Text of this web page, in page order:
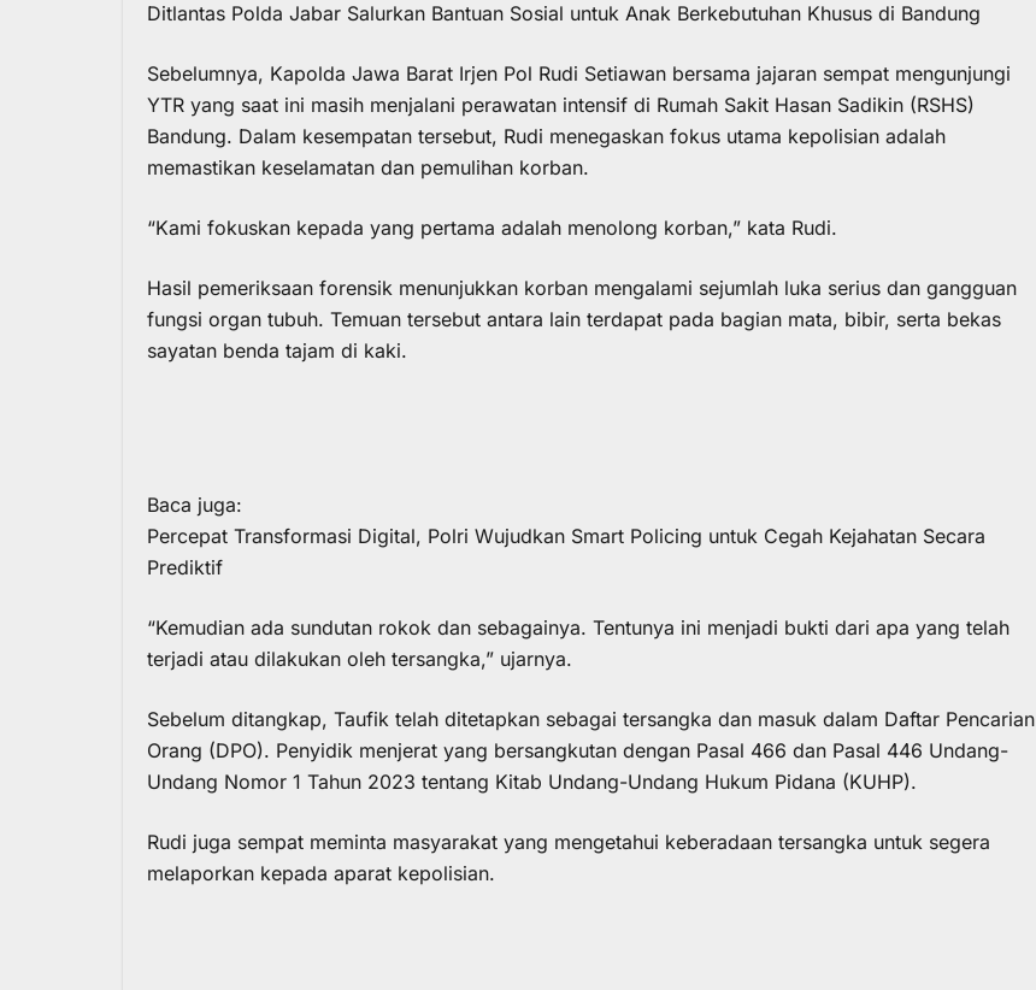
Ditlantas Polda Jabar Salurkan Bantuan Sosial untuk Anak Berkebutuhan Khusus di Bandung
Sebelumnya, Kapolda Jawa Barat Irjen Pol Rudi Setiawan bersama jajaran sempat mengunjungi
YTR yang saat ini masih menjalani perawatan intensif di Rumah Sakit Hasan Sadikin (RSHS)
Bandung. Dalam kesempatan tersebut, Rudi menegaskan fokus utama kepolisian adalah
memastikan keselamatan dan pemulihan korban.
“Kami fokuskan kepada yang pertama adalah menolong korban,” kata Rudi.
Hasil pemeriksaan forensik menunjukkan korban mengalami sejumlah luka serius dan gangguan
fungsi organ tubuh. Temuan tersebut antara lain terdapat pada bagian mata, bibir, serta bekas
sayatan benda tajam di kaki.
Baca juga:
Percepat Transformasi Digital, Polri Wujudkan Smart Policing untuk Cegah Kejahatan Secara
Prediktif
“Kemudian ada sundutan rokok dan sebagainya. Tentunya ini menjadi bukti dari apa yang telah
terjadi atau dilakukan oleh tersangka,” ujarnya.
Sebelum ditangkap, Taufik telah ditetapkan sebagai tersangka dan masuk dalam Daftar Pencarian
Orang (DPO). Penyidik menjerat yang bersangkutan dengan Pasal 466 dan Pasal 446 Undang-
Undang Nomor 1 Tahun 2023 tentang Kitab Undang-Undang Hukum Pidana (KUHP).
Rudi juga sempat meminta masyarakat yang mengetahui keberadaan tersangka untuk segera
melaporkan kepada aparat kepolisian.